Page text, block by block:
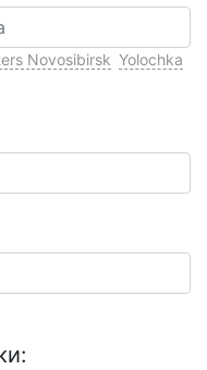
Novosibirsk Yolochka